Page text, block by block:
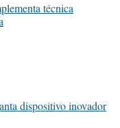
técnica
dispositivo inovador